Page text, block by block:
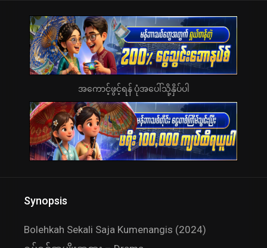
အကောင့်ဖွင့်ရန် ပုံအပေါ်သို့နှိပ်ပါ
Synopsis
Bolehkah Sekali Saja Kumenangis (2024)